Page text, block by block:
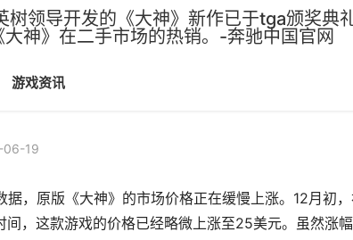
领导开发的《大神》新作已于tga颁奖典
神》在二手市场的热销。-奔驰中国官网
游戏资讯
06-19
，原版《大神》的市场价格正在缓慢上涨。12月初
，这款游戏的价格已经略微上涨至25美元。虽然涨